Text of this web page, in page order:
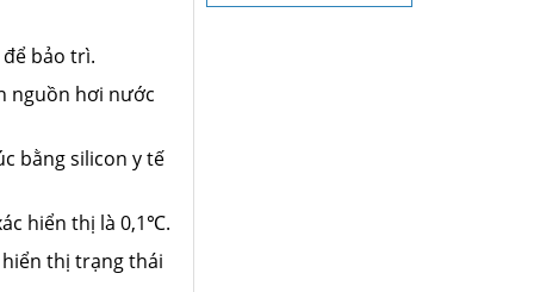
bảo trì.
nguồn hơi nước
bằng silicon y tế
hiển thị là 0,1℃.
thị trạng thái